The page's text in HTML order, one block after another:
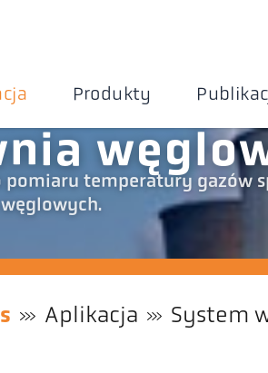
Produkty
pomiaru temperatury gazów
Aplikacja System